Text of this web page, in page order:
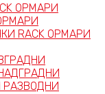
ОРМАРИ
RACK ОРМАРИ